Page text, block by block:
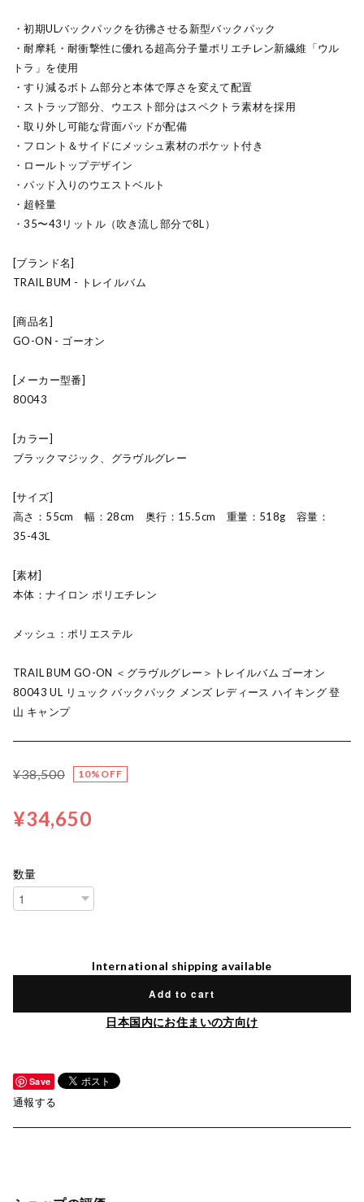
・初期ULバックパックを彷彿させる新型バックパック
・耐摩耗・耐衝撃性に優れる超高分子量ポリエチレン新繊維「ウル
トラ」を使用
・すり減るボトム部分と本体で厚さを変えて配置
・ストラップ部分、ウエスト部分はスペクトラ素材を採用
・取り外し可能な背面パッドが配備
・フロント＆サイドにメッシュ素材のポケット付き
・ロールトップデザイン
・パッド入りのウエストベルト
・超軽量
・35〜43リットル（吹き流し部分で8L）
[ブランド名]
TRAIL BUM - トレイルバム
[商品名]
GO-ON - ゴーオン
[メーカー型番]
80043
[カラー]
ブラックマジック、グラヴルグレー
[サイズ]
高さ：55cm 幅：28cm 奥行：15.5cm 重量：518g 容量：
35-43L
[素材]
本体：ナイロン ポリエチレン
メッシュ：ポリエステル
TRAIL BUM GO-ON ＜グラヴルグレー＞トレイルバム ゴーオン
80043 UL リュック バックパック メンズ レディース ハイキング 登
山 キャンプ
¥38,500 10%OFF
¥34,650
数量
International shipping available
Add to cart
日本国内にお住まいの方向け
Save
通報する